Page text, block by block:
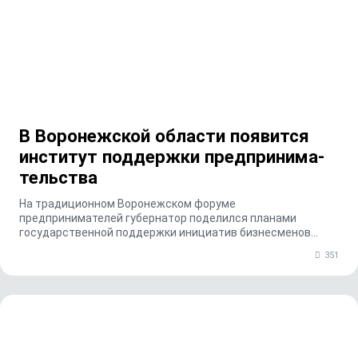
В Воронежской области появится
институт поддержки предпринима­
тельства
На традиционном Воронежском форуме
предпринимателей губернатор поделился планами
государственной поддержки инициатив бизнесменов
351